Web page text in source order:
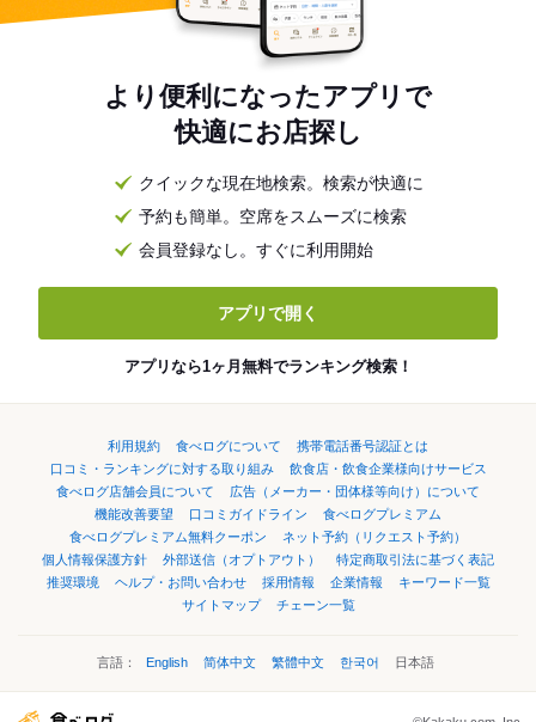
より便利になったアプリで
快適にお店探し
クイックな現在地検索。検索が快適に
予約も簡単。空席をスムーズに検索
会員登録なし。すぐに利用開始
アプリで開く
アプリなら1ヶ月無料でランキング検索！
利用規約 食べログについて
携帯電話番号認証とは
口コミ・ランキングに対する取り組み
飲食店・飲食企業様向けサービス
食べログ店舗会員について
広告（メーカー・団体様等向け）について
機能改善要望
口コミガイドライン
食べログプレミアム
食べログプレミアム無料クーポン
ネット予約（リクエスト予約）
個人情報保護方針
外部送信（オプトアウト）
特定商取引法に基づく表記
推奨環境
ヘルプ・お問い合わせ 採用情報 企業情報
キーワード一覧
サイトマップ
チェーン一覧
言語： English 简体中文 繁體中文 한국어 日本語